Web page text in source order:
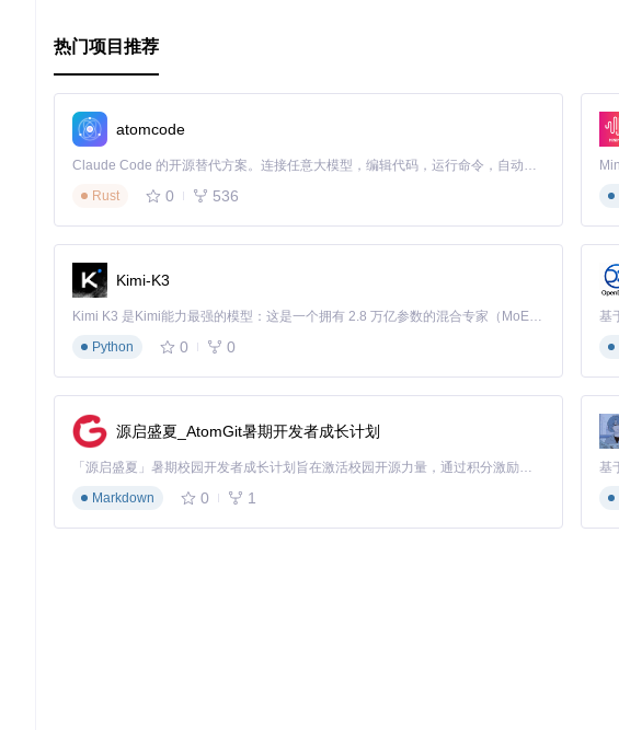
热门项目推荐
atomcode
Claude Code 的开源替代方案。连接任意大模型，编辑代码，运行命令，自动验证 — 全自动执行。用 Rust 构建，极致性能。 ｜ An open-source alternative to Claude Code. Connect any LLM, edit code, run commands, and verify changes — autonomously. Built in Rust for speed. Get Started
Rust
0 536
Kimi-K3
Kimi K3 是Kimi能力最强的模型：这是一个拥有 2.8 万亿参数的混合专家（MoE）模型，具备原生视觉理解能力，并支持 100 万 token 的上下文窗口。
Python
0 0
基
源启盛夏_AtomGit暑期开发者成长计划
「源启盛夏」暑期校园开发者成长计划旨在激活校园开源力量，通过积分激励、认证扶持、资源倾斜等形式，引导高校组织和开发者完成「入驻 — 建项目 — 做贡献 — 获认证 — 得资源」的完整闭环。无论你是想带领社团入驻平台的组织者，还是希望用代码贡献证明自己的开发者，都能在这里找到属于你的成长路径。
Markdown
0 1